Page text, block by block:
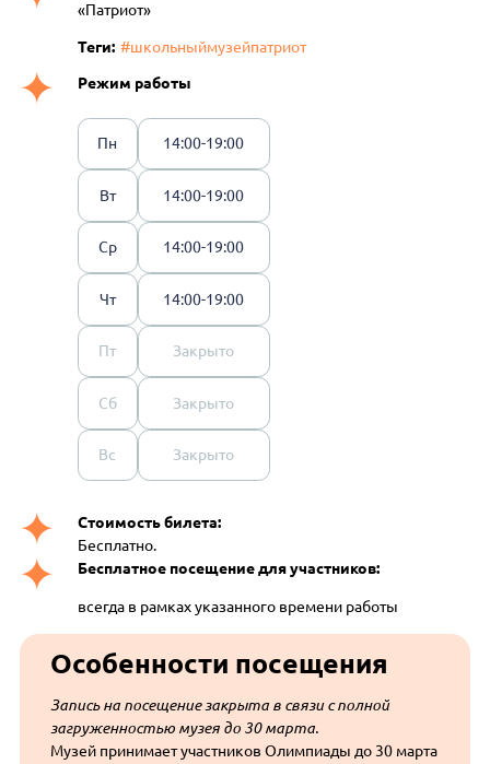
«Патриот»
Теги: #школьныймузейпатриот
Режим работы
Пн 14:00-19:00
Вт 14:00-19:00
Ср 14:00-19:00
Чт 14:00-19:00
Пт Закрыто
Сб Закрыто
Вс Закрыто
Стоимость билета:
Бесплатно.
Бесплатное посещение для участников:
всегда в рамках указанного времени работы
Особенности посещения
Запись на посещение закрыта в связи с полной
загруженностью музея до 30 марта.
Музей принимает участников Олимпиады до 30 марта